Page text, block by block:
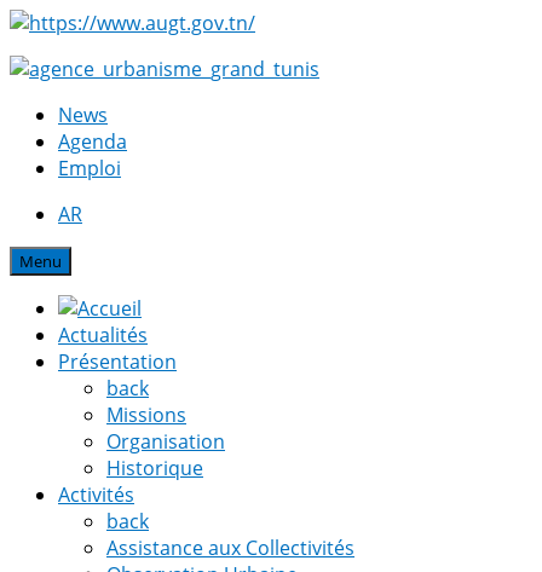
News
Agenda
Emploi
AR
Menu
Actualités
Présentation
back
Missions
Organisation
Historique
Activités
back
Assistance aux Collectivités